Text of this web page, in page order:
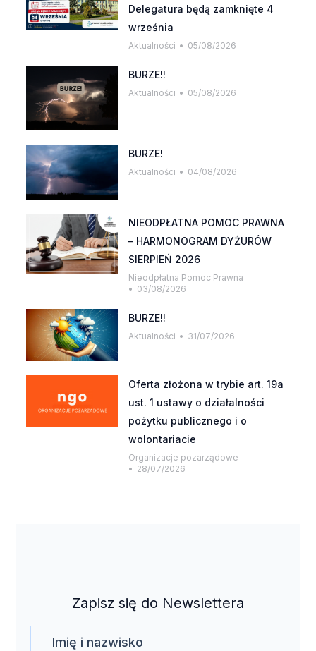
Delegatura będą zamknięte 4
września
Aktualności 05/08/2026
BURZE!!
Aktualności 05/08/2026
BURZE!
Aktualności 04/08/2026
NIEODPŁATNA POMOC PRAWNA
– HARMONOGRAM DYŻURÓW
SIERPIEŃ 2026
Nieodpłatna Pomoc Prawna
03/08/2026
BURZE!!
Aktualności 31/07/2026
Oferta złożona w trybie art. 19a
ust. 1 ustawy o działalności
pożytku publicznego i o
wolontariacie
Organizacje pozarządowe
28/07/2026
Zapisz się do Newslettera
Imię i nazwisko